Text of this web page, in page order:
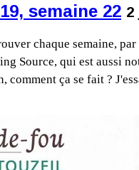
semaine 22 2
chaque semaine,
Source, qui est aussi
comment ça se fait ?